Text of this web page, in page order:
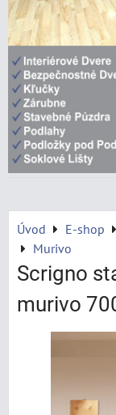
Úvod E-shop
Murivo
Scrigno
murivo